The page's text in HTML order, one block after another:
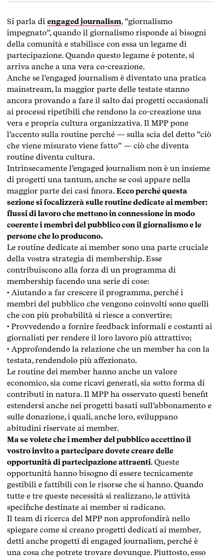
Si parla di engaged journalism, “giornalismo
impegnato”, quando il giornalismo risponde ai bisogni
della comunità e stabilisce con essa un legame di
partecipazione. Quando questo legame è potente, si
arriva anche a una vera co-creazione.
Anche se l’engaged journalism è diventato una pratica
mainstream, la maggior parte delle testate stanno
ancora provando a fare il salto dai progetti occasionali
ai processi ripetibili che rendono la co-creazione una
vera e propria cultura organizzativa. Il MPP pone
l’accento sulla routine perché — sulla scia del detto “ciò
che viene misurato viene fatto” — ciò che diventa
routine diventa cultura.
Intrinsecamente l’engaged journalism non è un insieme
di progetti una tantum, anche se così appare nella
maggior parte dei casi finora. Ecco perché questa
sezione si focalizzerà sulle routine dedicate ai member:
flussi di lavoro che mettono in connessione in modo
coerente i membri del pubblico con il giornalismo e le
persone che lo producono.
Le routine dedicate ai member sono una parte cruciale
della vostra strategia di membership. Esse
contribuiscono alla forza di un programma di
membership facendo una serie di cose:
• Aiutando a far crescere il programma, perché i
membri del pubblico che vengono coinvolti sono quelli
che con più probabilità si riesce a convertire;
• Provvedendo a fornire feedback informali e costanti ai
giornalisti per rendere il loro lavoro più attrattivo;
• Approfondendo la relazione che un member ha con la
testata, rendendolo più affezionato.
Le routine dei member hanno anche un valore
economico, sia come ricavi generati, sia sotto forma di
contributi in natura. Il MPP ha osservato questi benefit
estendersi anche nei progetti basati sull’abbonamento e
sulle donazione, i quali, anche loro, sviluppano
abitudini riservate ai member.
Ma se volete che i member del pubblico accettino il
vostro invito a partecipare dovete creare delle
opportunità di partecipazione attraenti. Queste
opportunità hanno bisogno di essere tecnicamente
gestibili e fattibili con le risorse che si hanno. Quando
tutte e tre queste necessità si realizzano, le attività
specifiche destinate ai member si radicano.
Il team di ricerca del MPP non approfondirà nello
spiegare come si creano progetti dedicati ai member,
detti anche progetti di engaged journalism, perché è
una cosa che potrete trovare dovunque. Piuttosto, esso